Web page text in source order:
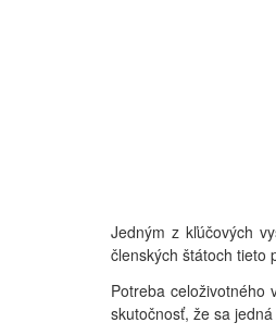
Jedným z kľúčových
členských štátoch tieto
Potreba celoživotného
skutočnosť, že sa